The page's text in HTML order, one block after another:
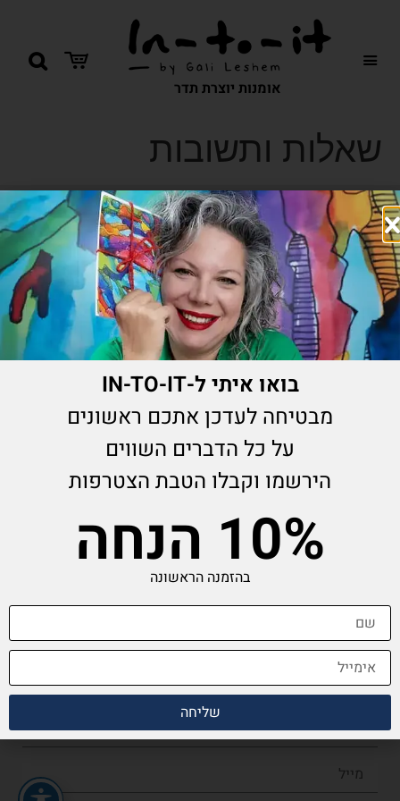
אומנות יוצרת תדר
שאלות ותשובות
050-7561056
יצירת קשר
תנאי שימוש
הצהרת נגישות
קטגוריות
מעמדים
גלויות
צעיפים
מחברות
כריות
הרשמה לניוזלטר
בואו איתי ל-IN-TO-IT
מבטיחה לעדכן אתכם ראשונים
על כל הדברים השווים
הירשמו וקבלו הטבת הצטרפות
10% הנחהבהזמנה הראשונה
שליחה